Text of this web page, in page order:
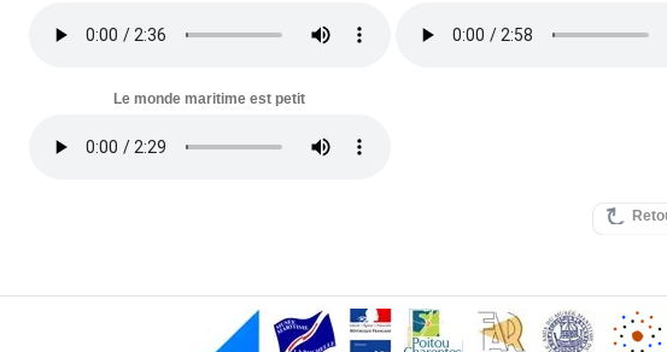
Le monde maritime est petit